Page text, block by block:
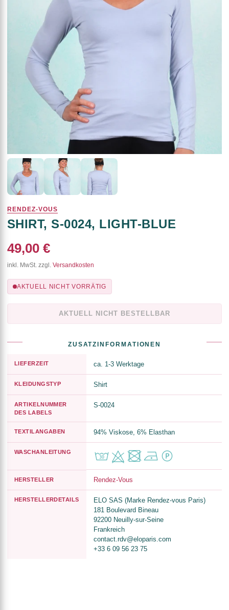
RENDEZ-VOUS
SHIRT, S-0024, LIGHT-BLUE
49,00 €
inkl. MwSt. zzgl. Versandkosten
AKTUELL NICHT VORRÄTIG
AKTUELL NICHT BESTELLBAR
ZUSATZINFORMATIONEN
LIEFERZEIT ca. 1-3 Werktage
KLEIDUNGSTYP Shirt
ARTIKELNUMMER
DES LABELS
S-0024
TEXTILANGABEN 94% Viskose, 6% Elasthan
WASCHANLEITUNG
HERSTELLER Rendez-Vous
HERSTELLERDETAILS
ELO SAS (Marke Rendez-vous Paris)
181 Boulevard Bineau
92200 Neuilly-sur-Seine
Frankreich
contact.rdv@eloparis.com
+33 6 09 56 23 75